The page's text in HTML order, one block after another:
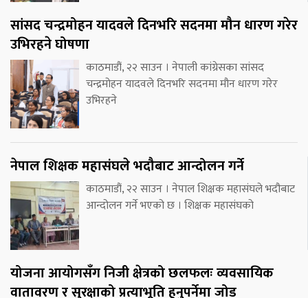
सांसद चन्द्रमोहन यादवले दिनभरि सदनमा मौन धारण गरेर
उभिरहने घोषणा
काठमाडौं, २२ साउन । नेपाली कांग्रेसका सांसद
चन्द्रमोहन यादवले दिनभरि सदनमा मौन धारण गरेर
उभिरहने
नेपाल शिक्षक महासंघले भदौबाट आन्दोलन गर्ने
काठमाडौं, २२ साउन । नेपाल शिक्षक महासंघले भदौबाट
आन्दोलन गर्ने भएको छ । शिक्षक महासंघको
योजना आयोगसँग निजी क्षेत्रको छलफलः व्यवसायिक
वातावरण र सुरक्षाको प्रत्याभूति हुनुपर्नेमा जोड